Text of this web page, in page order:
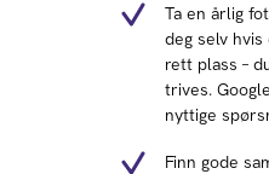
Ta en årlig
deg selv
rett plass –
trives.
nyttige
Finn gode